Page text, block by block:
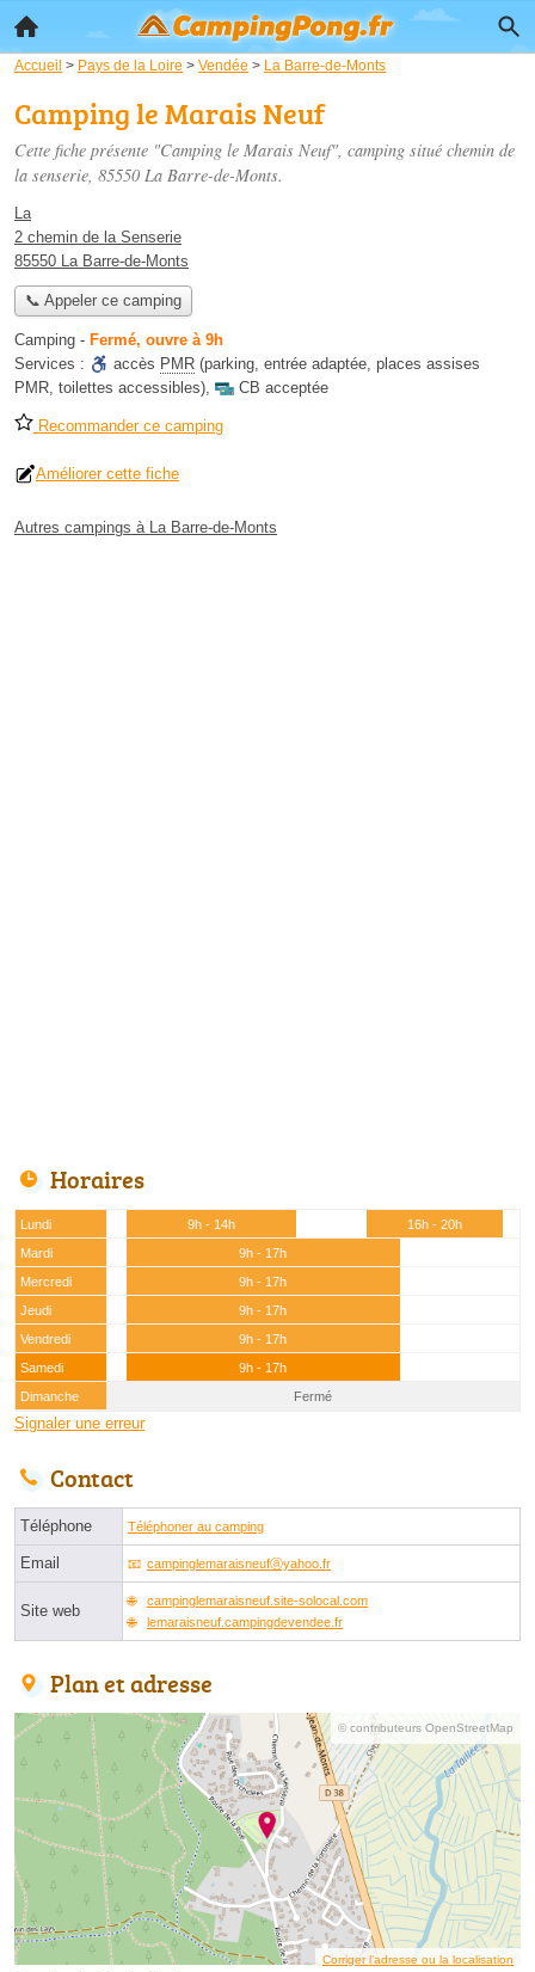
Accueil > Pays de la Loire > Vendée > La Barre-de-Monts
Camping le Marais Neuf
Cette fiche présente "Camping le Marais Neuf", camping situé chemin de
la senserie, 85550 La Barre-de-Monts.
La
2 chemin de la Senserie
85550 La Barre-de-Monts
📞 Appeler ce camping
Camping - Fermé, ouvre à 9h
Services :
accès PMR (parking, entrée adaptée, places assises
PMR, toilettes accessibles), CB acceptée
Recommander ce camping
Améliorer cette fiche
Autres campings à La Barre-de-Monts
Horaires
Lundi 9h - 14h
16h - 20h
Mardi
9h - 17h
Mercredi
9h - 17h
Jeudi
9h - 17h
Vendredi
9h - 17h
Samedi
9h - 17h
Dimanche
Fermé
Signaler une erreur
Contact
Téléphone Téléphoner au camping
Email campinglemaraisneufⓐyahoo.fr
Site web
campinglemaraisneuf.site-solocal.com
lemaraisneuf.campingdevendee.fr
Plan et adresse
© contributeurs OpenStreetMap
Corriger l’adresse ou la localisation